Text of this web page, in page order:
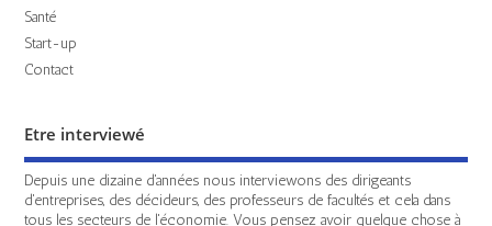
Santé
Start-up
Contact
Etre interviewé
Depuis une dizaine d'années nous interviewons des dirigeants
d'entreprises, des décideurs, des professeurs de facultés et cela dans
tous les secteurs de l'économie. Vous pensez avoir quelque chose à